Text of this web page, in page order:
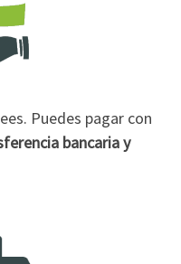
Puedes pagar con
bancaria y